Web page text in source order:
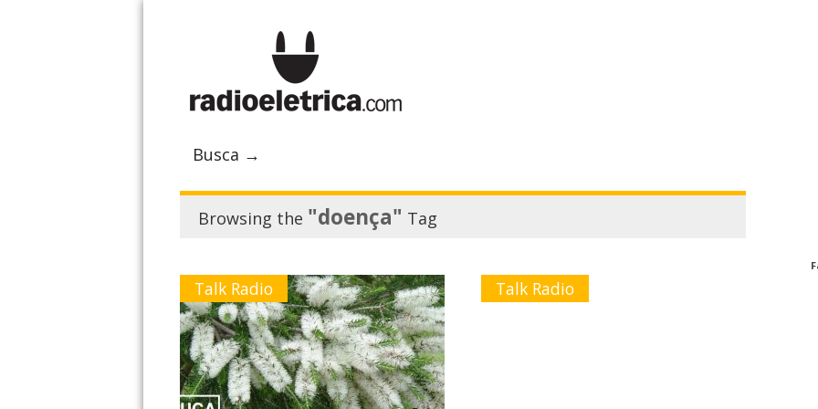
Busca →
Browsing the "doença" Tag
Talk Radio Talk Radio